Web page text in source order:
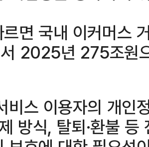
르면 국내 이커머스
2025년 275조원
비스 이용자의 개인
방식, 탈퇴·환불